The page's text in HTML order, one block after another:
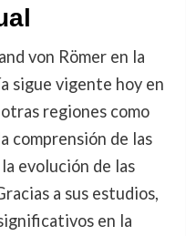
von Römer en la
sigue vigente hoy en
regiones como
comprensión de las
evolución de las
a sus estudios,
en la